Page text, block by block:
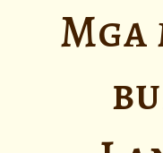
Mga